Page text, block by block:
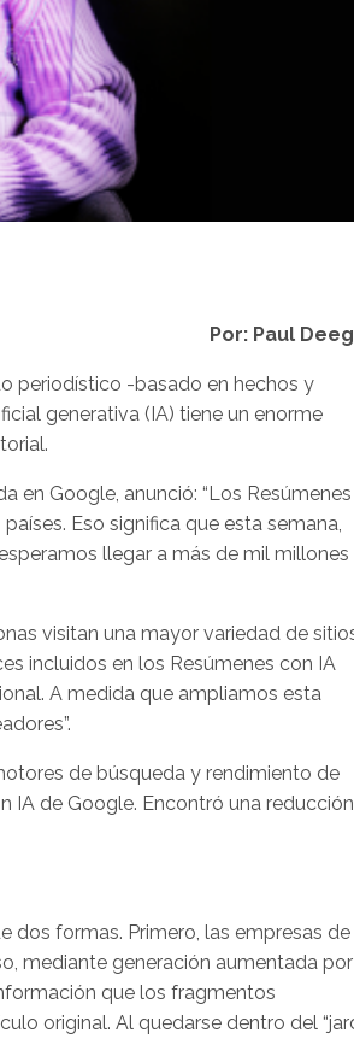
Por: Paul
periodístico -basado en hechos y
generativa (IA) tiene un enorme
en Google, anunció: “Los Resúmenes
Eso significa que esta semana,
llegar a más de mil millones
visitan una mayor variedad de
incluidos en los Resúmenes con IA
A medida que ampliamos esta
de búsqueda y rendimiento de
IA de Google. Encontró una
formas. Primero, las empresas de
mediante generación aumentada por
que los fragmentos
original. Al quedarse dentro del